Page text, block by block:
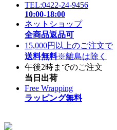
TEL:0422-24-9456
10:00-18:00
ネットショップ
全商品返品可
15,000円以上のご注文で
送料無料※離島は除く
午後2時までのご注文
当日出荷
Free Wrapping
ラッピング無料